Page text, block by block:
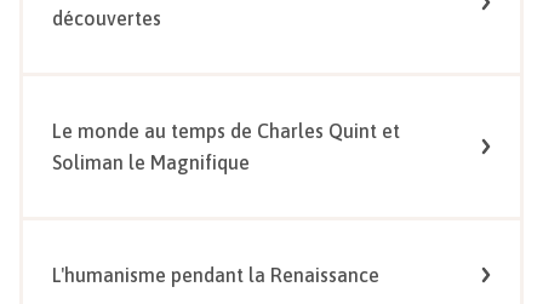
découvertes
Le monde au temps de Charles Quint et
Soliman le Magnifique
L'humanisme pendant la Renaissance